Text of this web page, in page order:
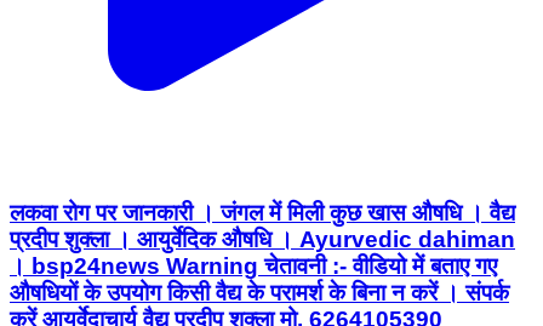
लकवा रोग पर जानकारी । जंगल में मिली कुछ खास औषधि । वैद्य
प्रदीप शुक्ला । आयुर्वेदिक औषधि । Ayurvedic dahiman
। bsp24news Warning चेतावनी :- वीडियो में बताए गए
औषधियों के उपयोग किसी वैद्य के परामर्श के बिना न करें । संपर्क
करें आयुर्वेदाचार्य वैद्य प्रदीप शुक्ला मो. 6264105390